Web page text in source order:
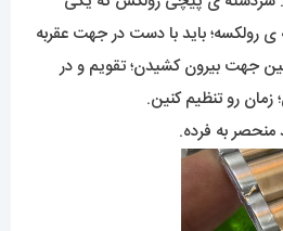
ی رولکسه؛ باید با دست در جهت عقربه
جهت بیرون کشیدن؛ تقویم و در
رو تنظیم کنین.
به فرده.